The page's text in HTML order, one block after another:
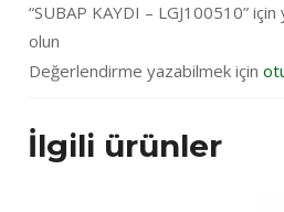
“SUBAP KAYDI – LGJ100510”
olun
Değerlendirme yazabilmek için
İlgili ürünler